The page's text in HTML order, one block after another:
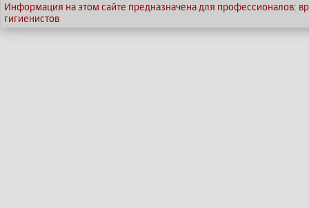
Информация на этом сайте предназначена для профессионалов:
гигиенистов